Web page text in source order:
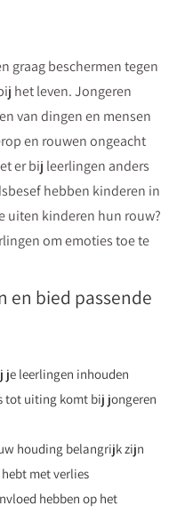
graag beschermen tegen
het leven. Jongeren
van dingen en mensen
en rouwen ongeacht
er bij leerlingen anders
hebben kinderen in
uiten kinderen hun rouw?
om emoties toe te
en bied passende
je leerlingen inhouden
tot uiting komt bij jongeren
houding belangrijk zijn
met verlies
hebben op het